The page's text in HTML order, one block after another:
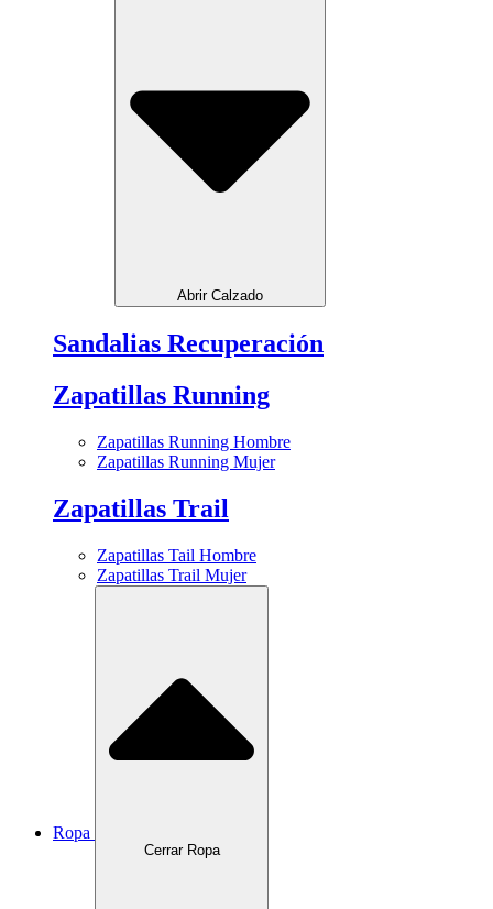
Abrir Calzado
Sandalias Recuperación
Zapatillas Running
Zapatillas Running Hombre
Zapatillas Running Mujer
Zapatillas Trail
Zapatillas Tail Hombre
Zapatillas Trail Mujer
Ropa
Cerrar Ropa